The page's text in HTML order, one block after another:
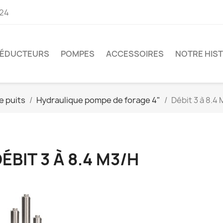
POMPES ACCESSOIRES NOTRE
puits Hydraulique pompe de forage 4" Débit 3 à 8.4
3 À 8.4 M3/H